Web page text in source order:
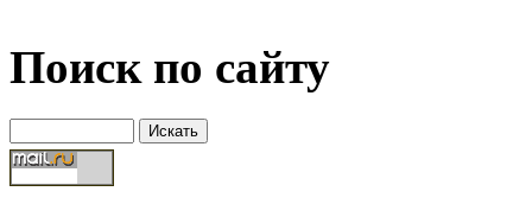
Поиск по сайту